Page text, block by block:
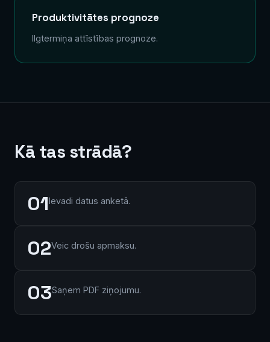
Produktivitātes prognoze
Ilgtermiņa attīstības prognoze.
Kā tas strādā?
01Ievadi datus anketā.
02Veic drošu apmaksu.
03Saņem PDF ziņojumu.